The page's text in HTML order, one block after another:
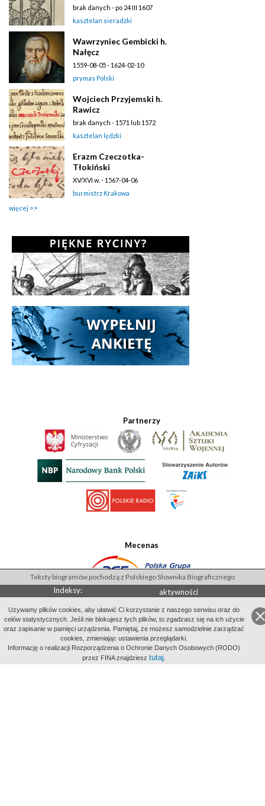
brak danych - po 24 III 1607
kasztelan sieradzki
Wawrzyniec Gembicki h.
Nałęcz
1559-08-05 - 1624-02-10
prymas Polski
Wojciech Przyjemski h.
Rawicz
brak danych - 1571 lub 1572
kasztelan lędzki
Erazm Czeczotka-
Tłokiński
XV/XVI w. - 1567-04-06
burmistrz Krakowa
więcej
Partnerzy
Mecenas
Uzywamy plików cookies, aby ułatwić Ci korzystanie z naszego serwisu oraz do
celów statystycznych. Jeśli nie blokujesz tych plików, to zgadzasz się na ich użycie
oraz zapisanie w pamięci urządzenia. Pamiętaj, że możesz samodzielnie zarządzać
cookies, zmieniając ustawienia przeglądarki.
Informację o realizacji Rozporządzenia o Ochronie Danych Osobowych (RODO)
przez FINA znajdziesz tutaj
Teksty biogramów pochodzą z Polskiego Słownika Biograficznego
Indeksy:
aktywności
alfabetyczny
tematyczny
miejsc